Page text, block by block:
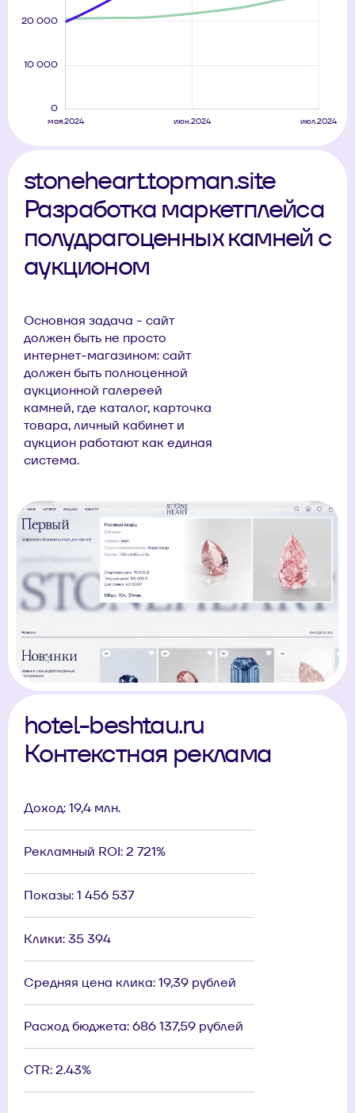
stoneheart.topman.site
Разработка маркетплейса
полудрагоценных камней с
аукционом
Основная задача - сайт
должен быть не просто
интернет-магазином: сайт
должен быть полноценной
аукционной галереей
камней, где каталог, карточка
товара, личный кабинет и
аукцион работают как единая
система.
hotel-beshtau.ru
Контекстная реклама
Доход: 19,4 млн.
Рекламный ROI: 2 721%
Показы: 1 456 537
Клики: 35 394
Средняя цена клика: 19,39 рублей
Расход бюджета: 686 137,59 рублей
CTR: 2.43%